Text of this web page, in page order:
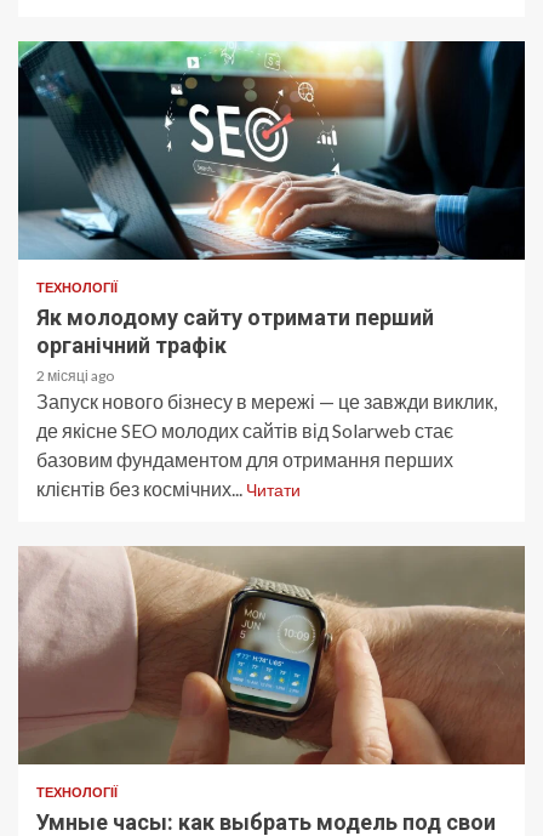
ТЕХНОЛОГІЇ
Як молодому сайту отримати перший
органічний трафік
2 місяці ago
Запуск нового бізнесу в мережі — це завжди виклик,
де якісне SEO молодих сайтів від Solarweb стає
базовим фундаментом для отримання перших
клієнтів без космічних... Читати
ТЕХНОЛОГІЇ
Умные часы: как выбрать модель под свои